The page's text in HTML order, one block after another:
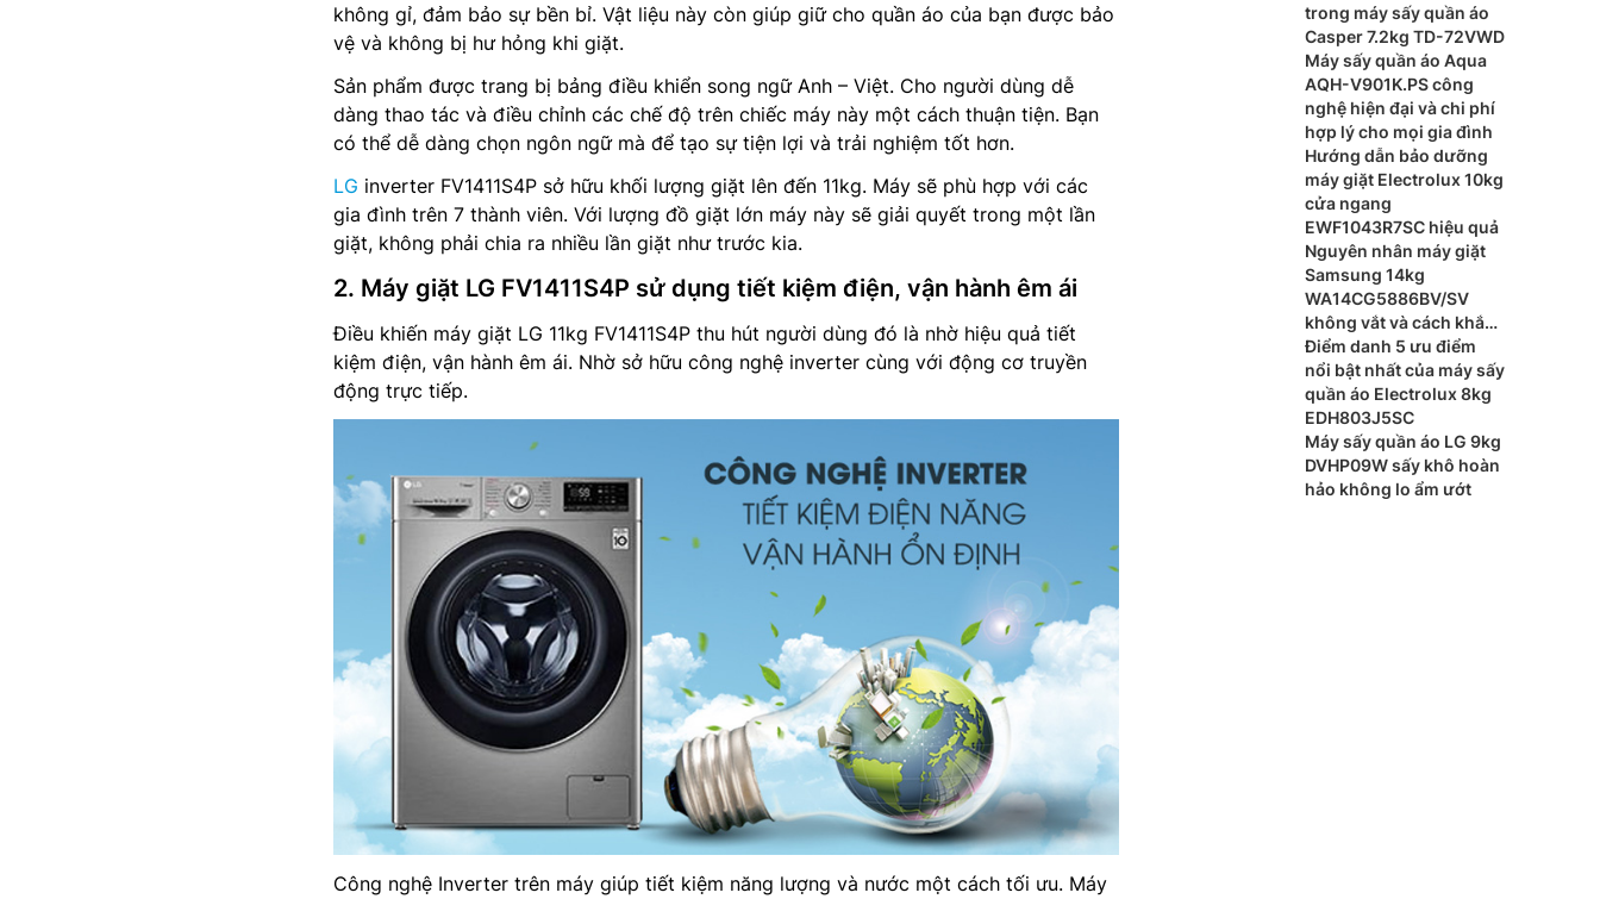
không gỉ, đảm bảo sự bền bỉ. Vật liệu này còn giúp giữ cho quần áo của bạn được bảo
vệ và không bị hư hỏng khi giặt.
Sản phẩm được trang bị bảng điều khiển song ngữ Anh – Việt. Cho người dùng dễ
dàng thao tác và điều chỉnh các chế độ trên chiếc máy này một cách thuận tiện. Bạn
có thể dễ dàng chọn ngôn ngữ mà để tạo sự tiện lợi và trải nghiệm tốt hơn.
LG inverter FV1411S4P sở hữu khối lượng giặt lên đến 11kg. Máy sẽ phù hợp với các
gia đình trên 7 thành viên. Với lượng đồ giặt lớn máy này sẽ giải quyết trong một lần
giặt, không phải chia ra nhiều lần giặt như trước kia.
2. Máy giặt LG FV1411S4P sử dụng tiết kiệm điện, vận hành êm ái
Điều khiến máy giặt LG 11kg FV1411S4P thu hút người dùng đó là nhờ hiệu quả tiết
kiệm điện, vận hành êm ái. Nhờ sở hữu công nghệ inverter cùng với động cơ truyền
động trực tiếp.
Công nghệ Inverter trên máy giúp tiết kiệm năng lượng và nước một cách tối ưu. Máy
trong máy sấy quần áo
Casper 7.2kg TD-72VWD
Máy sấy quần áo Aqua
AQH-V901K.PS công
nghệ hiện đại và chi phí
hợp lý cho mọi gia đình
Hướng dẫn bảo dưỡng
máy giặt Electrolux 10kg
cửa ngang
EWF1043R7SC hiệu quả
Nguyên nhân máy giặt
Samsung 14kg
WA14CG5886BV/SV
không vắt và cách khắc
phục
Điểm danh 5 ưu điểm
nổi bật nhất của máy sấy
quần áo Electrolux 8kg
EDH803J5SC
Máy sấy quần áo LG 9kg
DVHP09W sấy khô hoàn
hảo không lo ẩm ướt